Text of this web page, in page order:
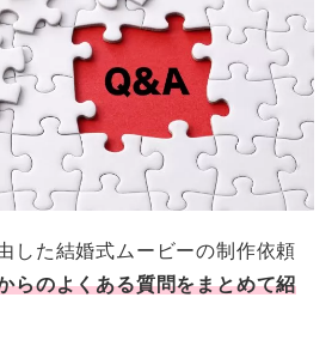
した結婚式ムービーの制作依頼
らのよくある質問をまとめて紹